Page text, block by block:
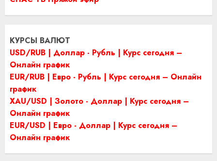
КУРСЫ ВАЛЮТ
USD/RUB | Доллар - Рубль | Курс сегодня –
Онлайн график
EUR/RUB | Евро - Рубль | Курс сегодня – Онлайн
график
XAU/USD | Золото - Доллар | Курс сегодня –
Онлайн график
EUR/USD | Евро - Доллар | Курс сегодня –
Онлайн график